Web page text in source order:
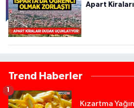
Apart
Trend Haberler
Kızartma